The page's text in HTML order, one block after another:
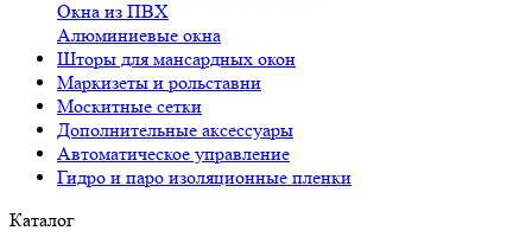
Окна из ПВХ
Алюминиевые окна
Шторы для мансардных окон
Маркизеты и рольставни
Москитные сетки
Дополнительные аксессуары
Автоматическое управление
Гидро и паро изоляционные пленки
Каталог